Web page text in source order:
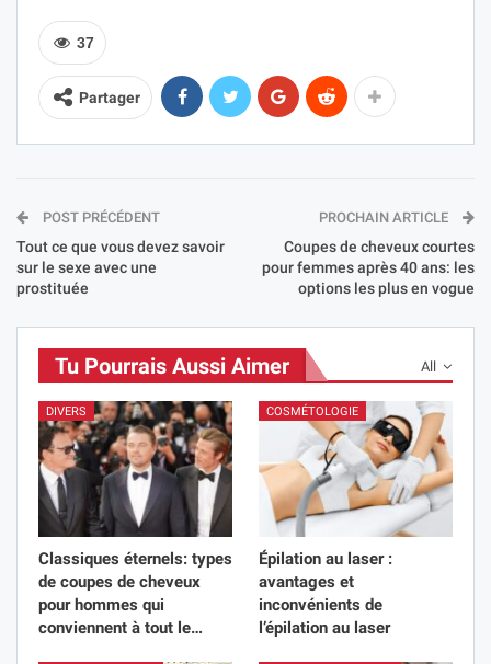
37
Partager
POST PRÉCÉDENT
Tout ce que vous devez savoir
sur le sexe avec une
prostituée
PROCHAIN ARTICLE
Coupes de cheveux courtes
pour femmes après 40 ans: les
options les plus en vogue
All
Tu Pourrais Aussi Aimer
DIVERS
Classiques éternels: types
de coupes de cheveux
pour hommes qui
conviennent à tout le…
COSMÉTOLOGIE
Épilation au laser :
avantages et
inconvénients de
l’épilation au laser